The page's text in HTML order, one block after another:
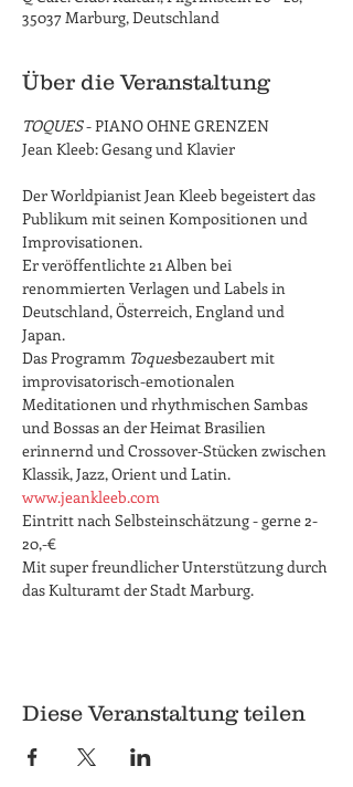
35037 Marburg, Deutschland
Über die Veranstaltung
TOQUES - PIANO OHNE GRENZEN
Jean Kleeb: Gesang und Klavier
Der Worldpianist Jean Kleeb begeistert das
Publikum mit seinen Kompositionen und
Improvisationen.
Er veröffentlichte 21 Alben bei
renommierten Verlagen und Labels in
Deutschland, Österreich, England und
Japan.
Das Programm Toquesbezaubert mit
improvisatorisch-emotionalen
Meditationen und rhythmischen Sambas
und Bossas an der Heimat Brasilien
erinnernd und Crossover-Stücken zwischen
www.jeankleeb.com
Eintritt nach Selbsteinschätzung - gerne 2-
20,-€
Mit super freundlicher Unterstützung durch
das Kulturamt der Stadt Marburg.
Diese Veranstaltung teilen